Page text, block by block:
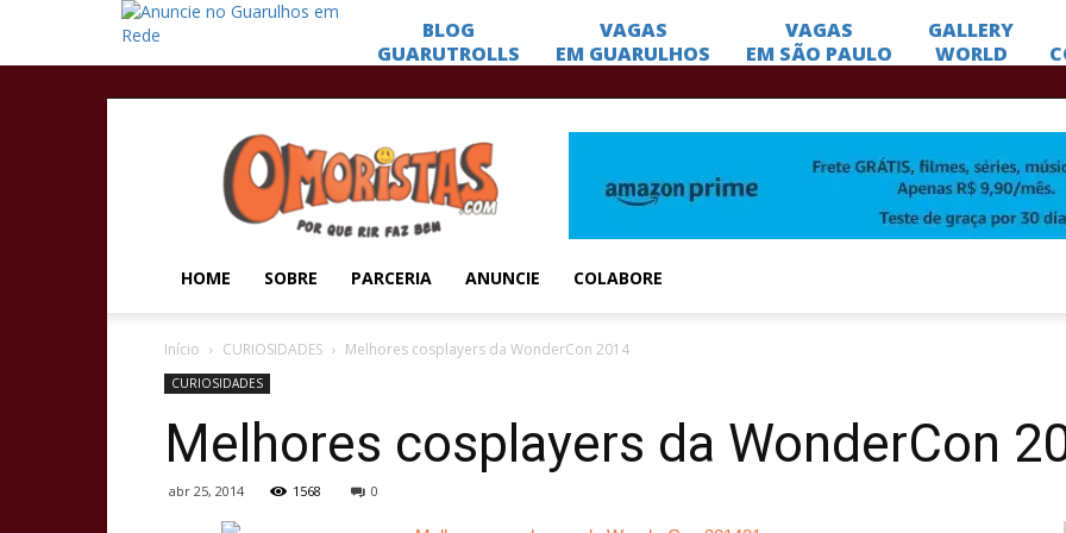
Omoristas
HOME SOBRE PARCERIA ANUNCIE COLABORE
Início CURIOSIDADES Melhores cosplayers da WonderCon 2014
CURIOSIDADES
Melhores cosplayers da WonderCon
abr 25, 2014 1568 0